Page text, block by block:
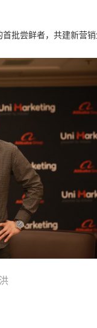
批尝鲜者，共建新营销